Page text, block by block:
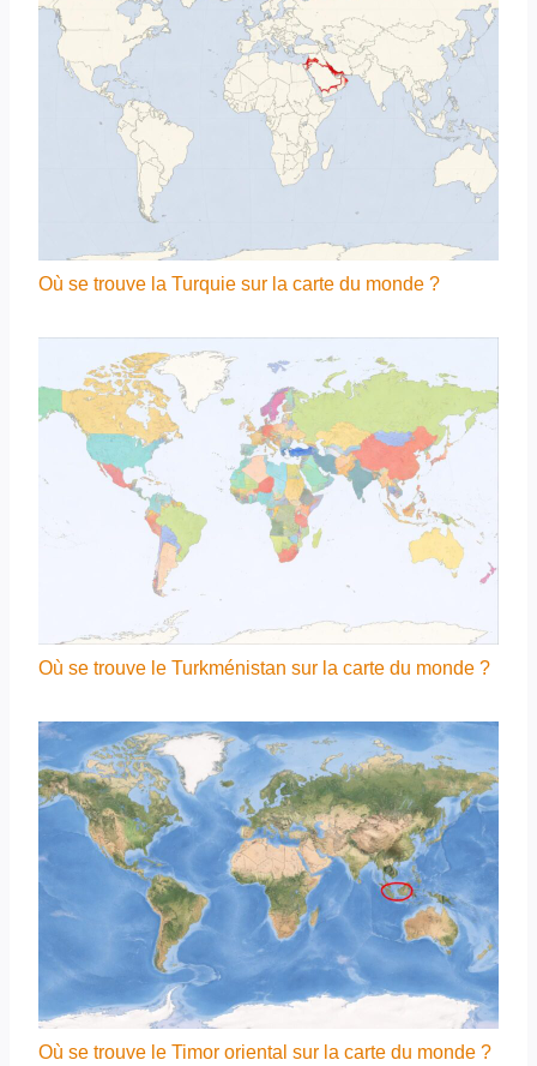
Où se trouve la Turquie sur la carte du monde ?
Où se trouve le Turkménistan sur la carte du monde ?
Où se trouve le Timor oriental sur la carte du monde ?